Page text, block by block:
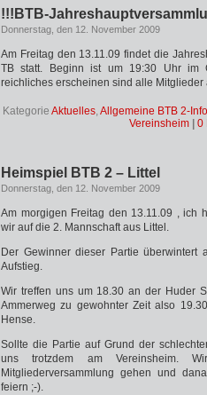
!!!BTB-
Donnerstag, den 12. November 2009
Am Freitag den 13.11.09 findet die
TB statt. Beginn ist um 19:30 Uhr im
reichliches erscheinen sind alle Mitglieder
Kategorie Aktuelles,Allgemeine BTB 2-
Vereinsheim
0
Heimspiel BTB 2 – Littel
Donnerstag, den 12. November 2009
Am morgigen Freitag den 13.11.09 , ich
wir auf die 2. Mannschaft aus Littel.
Der Gewinner dieser Partie
Aufstieg.
Wir treffen uns um 18.30 an der Huder
Ammerweg zu gewohnter Zeit also
Hense.
Sollte die Partie auf Grund der
uns trotzdem am Vereinsheim.
Mitgliederversammlung gehen und
feiern ;-).